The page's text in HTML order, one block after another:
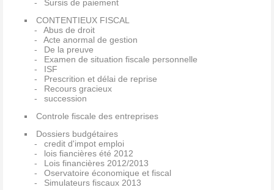
Sursis de paiement
CONTENTIEUX FISCAL
Abus de droit
Acte anormal de gestion
De la preuve
Examen de situation fiscale personnelle
ISF
Prescrition et délai de reprise
Recours gracieux
succession
Controle fiscale des entreprises
Dossiers budgétaires
credit d'impot emploi
lois fiancières été 2012
Lois financières 2012/2013
Oservatoire économique et fiscal
Simulateurs fiscaux 2013